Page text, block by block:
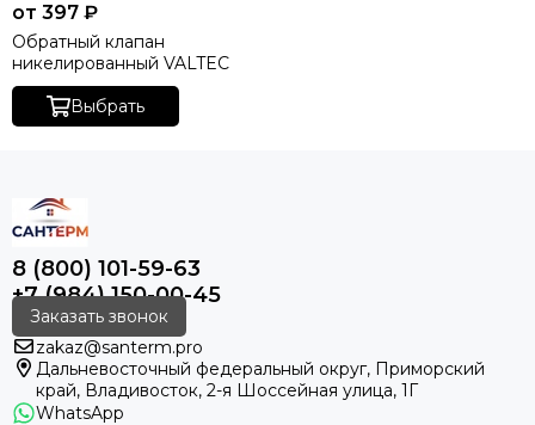
от 397 ₽
Обратный клапан
никелированный VALTEC
Выбрать
8 (800) 101-59-63
+7 (984) 150-00-45
Заказать звонок
zakaz@santerm.pro
Дальневосточный федеральный округ, Приморский
край, Владивосток, 2-я Шоссейная улица, 1Г
WhatsApp